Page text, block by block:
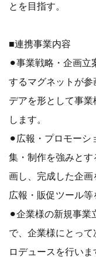
とを目指す。
■連携事業内容
⚫︎事業戦略・企画
するマグネットが
デアを形として事
します。
⚫︎広報・プロモー
集・制作を強みと
画し、完成した企
広報・販促ツール等
⚫︎企業様の新規事
で、企業様にとっ
ロデュースを行いま